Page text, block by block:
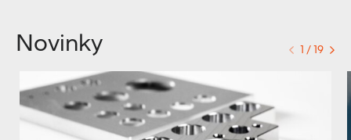
Novinky <
1 / 19
>